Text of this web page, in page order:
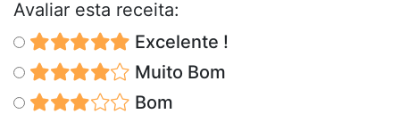
Avaliar esta receita:
Excelente !
Muito Bom
Bom